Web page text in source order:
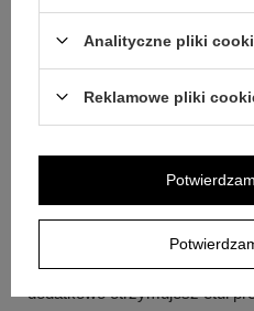
Pytanie:Jakie treści
personalizacji?Odpowiedź:
Państwa tekst, logo lub
Pytanie:Jak działa
Długopis ma
wkładu, dzięki czemu
zestawie jest długopis,
długopisie, grawer na
gwarancja producenta - 2 lata.
Czy długopis
Tak, długopis zapakowany
dodatkowo otrzymujesz etui
Analityczne pliki
Reklamowe pliki